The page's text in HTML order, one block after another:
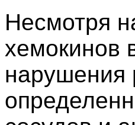
Несмотря
хемокинов
нарушения